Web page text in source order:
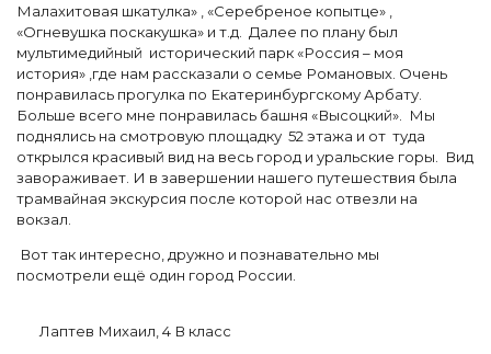
Малахитовая шкатулка» , «Серебреное копытце» ,
«Огневушка поскакушка» и т.д. Далее по плану был
мультимедийный исторический парк «Россия – моя
история» ,где нам рассказали о семье Романовых. Очень
понравилась прогулка по Екатеринбургскому Арбату.
Больше всего мне понравилась башня «Высоцкий». Мы
поднялись на смотровую площадку 52 этажа и от туда
открылся красивый вид на весь город и уральские горы. Вид
завораживает. И в завершении нашего путешествия была
трамвайная экскурсия после которой нас отвезли на
вокзал.
Вот так интересно, дружно и познавательно мы
посмотрели ещё один город России.
Лаптев Михаил, 4 В класс